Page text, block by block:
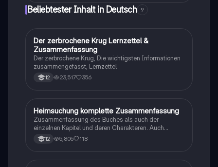
Politikwissenschaft und Rhetorik. Typ:
Beliebtester Inhalt in Deutsch 9
Deutsch
Der zerbrochene Krug Lernzettel &
Zusammenfassung
Der zerbrochene Krug, Die wichtigsten Informationen
zusammengefasst, Lernzettel
12 23,517 356
Deutsch
Heimsuchung komplette Zusammenfassung
Zusammenfassung des Buches als auch der
einzelnen Kapitel und deren Charakteren. Auch
tabellarisch. Im Unterricht ohne KI erstellt
12 5,805 118